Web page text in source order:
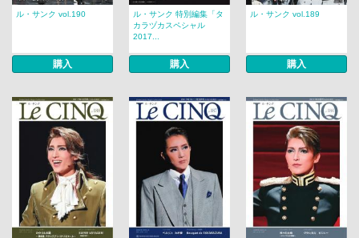
ル・サンク vol.190
購入
ル・サンク 特別編集「タ
カラヅカスペシャル
2017...
購入
ル・サンク vol.189
購入